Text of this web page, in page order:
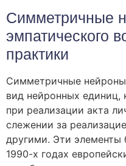
Симметричные
эмпатического
практики
Симметричные
вид нейронных единиц,
при реализации акта
слежении за
другими. Эти элементы
1990-х годах